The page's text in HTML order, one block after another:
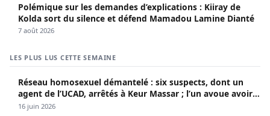
Polémique sur les demandes d’explications : Kiiray de
Kolda sort du silence et défend Mamadou Lamine Dianté
7 août 2026
LES PLUS LUS CETTE SEMAINE
Réseau homosexuel démantelé : six suspects, dont un
agent de l’UCAD, arrêtés à Keur Massar ; l’un avoue avoir
propagé le VIH depuis 2018
16 juin 2026